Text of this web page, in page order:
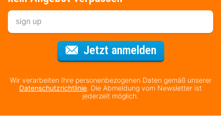
Jetzt anmeldenFür den
Wir verarbeiten Ihre personenbezogenen Daten gemäß unserer
Datenschutzrichtlinie. Die Abmeldung vom Newsletter ist
jederzeit möglich.